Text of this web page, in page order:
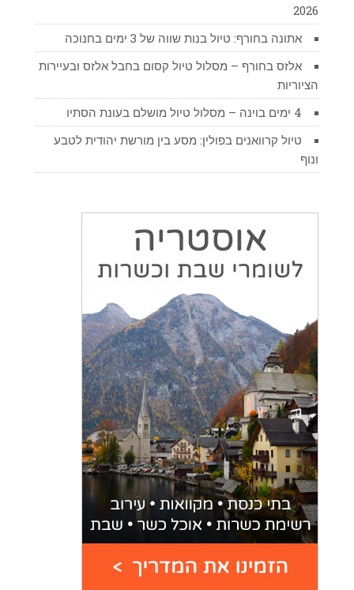
2026
אתונה בחורף: טיול בנות שווה של 3 ימים בחנוכה
אלזס בחורף – מסלול טיול קסום בחבל אלזס ובעיירות
הציוריות
4 ימים בוינה – מסלול טיול מושלם בעונת הסתיו
טיול קרוואנים בפולין: מסע בין מורשת יהודית לטבע
ונוף